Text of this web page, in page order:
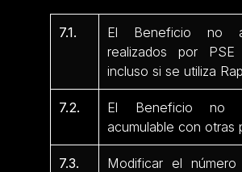
7.1.
El Beneficio no
realizados por
incluso si se utiliza
7.2.
El Beneficio no
acumulable con otras
7.3.
Modificar el